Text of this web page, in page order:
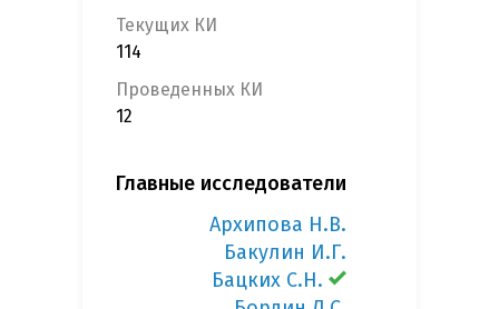
Текущих КИ
114
Проведенных КИ
12
Главные исследователи
Архипова Н.В.
Бакулин И.Г.
Бацких С.Н.